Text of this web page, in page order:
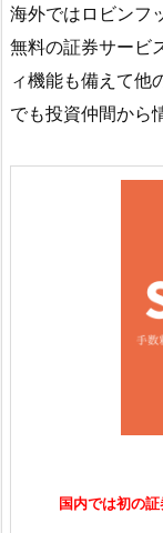
海外ではロビンフ
無料の証券サービ
ィ機能も備えて他
でも投資仲間から
国内では初の